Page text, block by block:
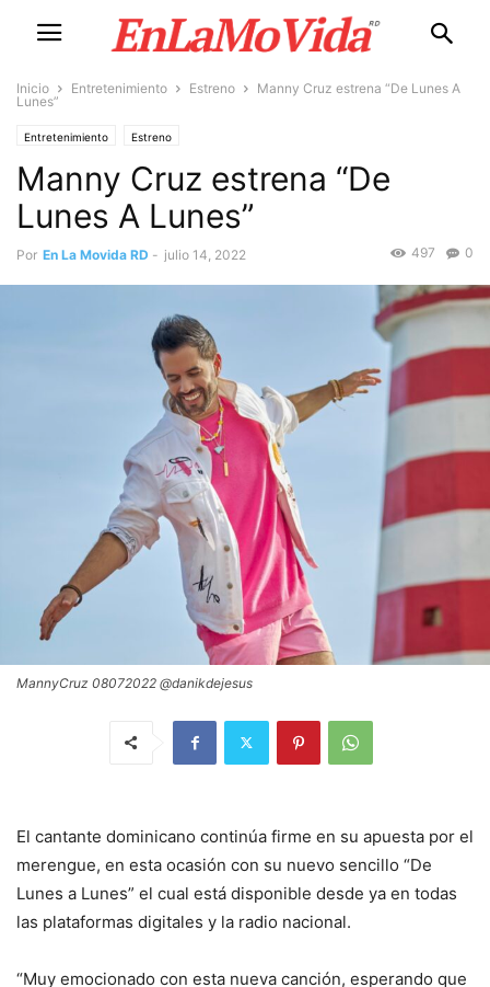
Inicio Entretenimiento Estreno
Manny Cruz estrena “De Lunes A
Lunes”
Entretenimiento Estreno
Manny Cruz estrena “De
Lunes A Lunes”
Por En La Movida RD - julio 14, 2022 0
497
MannyCruz 08072022 @danikdejesus
El cantante dominicano continúa firme en su apuesta por el
merengue, en esta ocasión con su nuevo sencillo “De
Lunes a Lunes” el cual está disponible desde ya en todas
las plataformas digitales y la radio nacional.
“Muy emocionado con esta nueva canción, esperando que